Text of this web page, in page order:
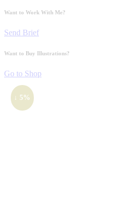
Want to Work With Me?
Send Brief
Want to Buy Illustrations?
Go to Shop
↓ 5%